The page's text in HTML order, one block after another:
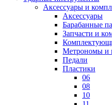
Аксессуары и
Аксессуары
Барабанные
Запчасти и
Метрономы и
Педали
Пластики
06
08
10